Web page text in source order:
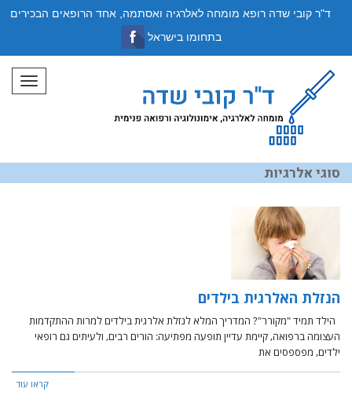
תפריט
סוגי אלרגיות
הנזלת האלרגית בילדים
הילד תמיד "מקורר"? המדריך המלא לנזלת אלרגית בילדים למרות ההתקדמות
העצומה ברפואה, קיימת עדיין תופעה מפתיעה: הורים רבים, ולעיתים גם רופאי
ילדים, מפספסים את
קראו עוד
ד"ר קובי שדה רופא מומחה לאלרגיה ואסתמה, אחד הרופאים הבכירים
בתחומו בישראל